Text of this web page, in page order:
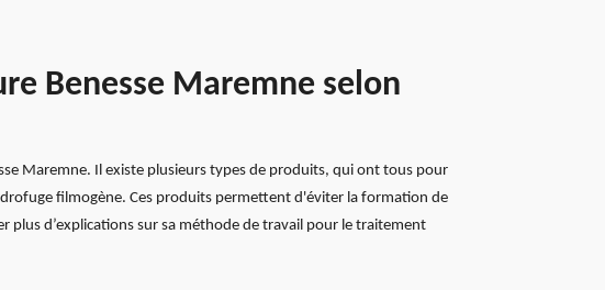
Benesse Maremne selon
Maremne. Il existe plusieurs types de produits, qui ont tous pour
filmogène. Ces produits permettent d'éviter la formation de
d’explications sur sa méthode de travail pour le traitement